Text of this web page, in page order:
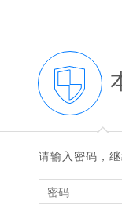
◆
◆
请输入密码，